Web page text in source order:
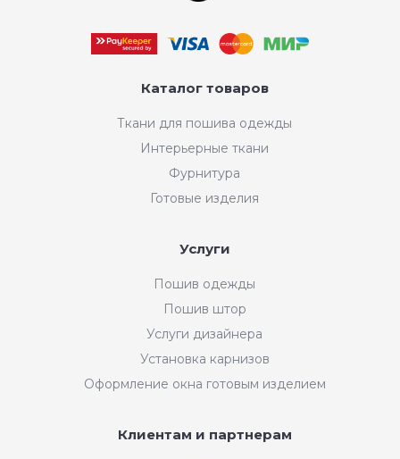
Каталог товаров
Ткани для пошива одежды
Интерьерные ткани
Фурнитура
Готовые изделия
Услуги
Пошив одежды
Пошив штор
Услуги дизайнера
Установка карнизов
Оформление окна готовым изделием
Клиентам и партнерам